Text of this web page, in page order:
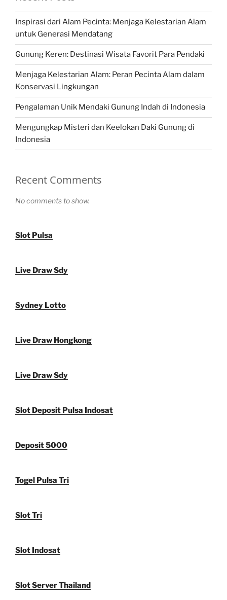
Inspirasi dari Alam Pecinta: Menjaga Kelestarian Alam
untuk Generasi Mendatang
Gunung Keren: Destinasi Wisata Favorit Para Pendaki
Menjaga Kelestarian Alam: Peran Pecinta Alam dalam
Konservasi Lingkungan
Pengalaman Unik Mendaki Gunung Indah di Indonesia
Mengungkap Misteri dan Keelokan Daki Gunung di
Indonesia
Recent Comments
No comments to show.
Slot Pulsa
Live Draw Sdy
Sydney Lotto
Live Draw Hongkong
Live Draw Sdy
Slot Deposit Pulsa Indosat
Deposit 5000
Togel Pulsa Tri
Slot Tri
Slot Indosat
Slot Server Thailand